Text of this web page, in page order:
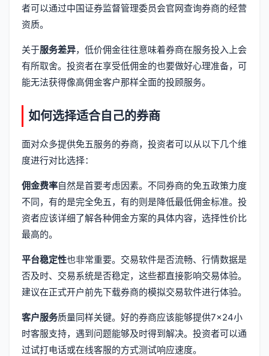
者可以通过中国证券监督管理委员会官网查询券商的经营
资质。
关于服务差异，低价佣金往往意味着券商在服务投入上会
有所取舍。投资者在享受低佣金的也要做好心理准备，可
能无法获得像高佣金客户那样全面的投顾服务。
如何选择适合自己的券商
面对众多提供免五服务的券商，投资者可以从以下几个维
度进行对比选择：
佣金费率自然是首要考虑因素。不同券商的免五政策力度
不同，有的是完全免五，有的则是降低最低佣金标准。投
资者应该详细了解各种佣金方案的具体内容，选择性价比
最高的。
平台稳定性也非常重要。交易软件是否流畅、行情数据是
否及时、交易系统是否稳定，这些都直接影响交易体验。
建议在正式开户前先下载券商的模拟交易软件进行体验。
客户服务质量同样关键。好的券商应该能够提供7×24小
时客服支持，遇到问题能够及时得到解决。投资者可以通
过试打电话或在线客服的方式测试响应速度。